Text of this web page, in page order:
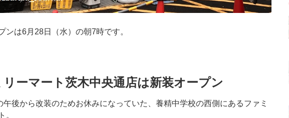
ンは6月28日（水）の朝7時です。
リーマート茨木中央通店は新装オープン
午後から改装のためお休みになっていた、養精中学校の西側にあるファミ
。